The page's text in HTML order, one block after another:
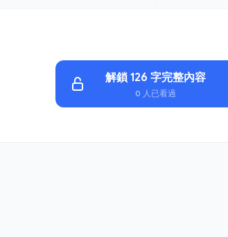
解鎖 126 字完整內容
0 人已看過